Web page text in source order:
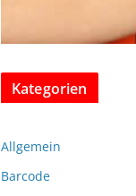
Kategorien
Allgemein
Barcode